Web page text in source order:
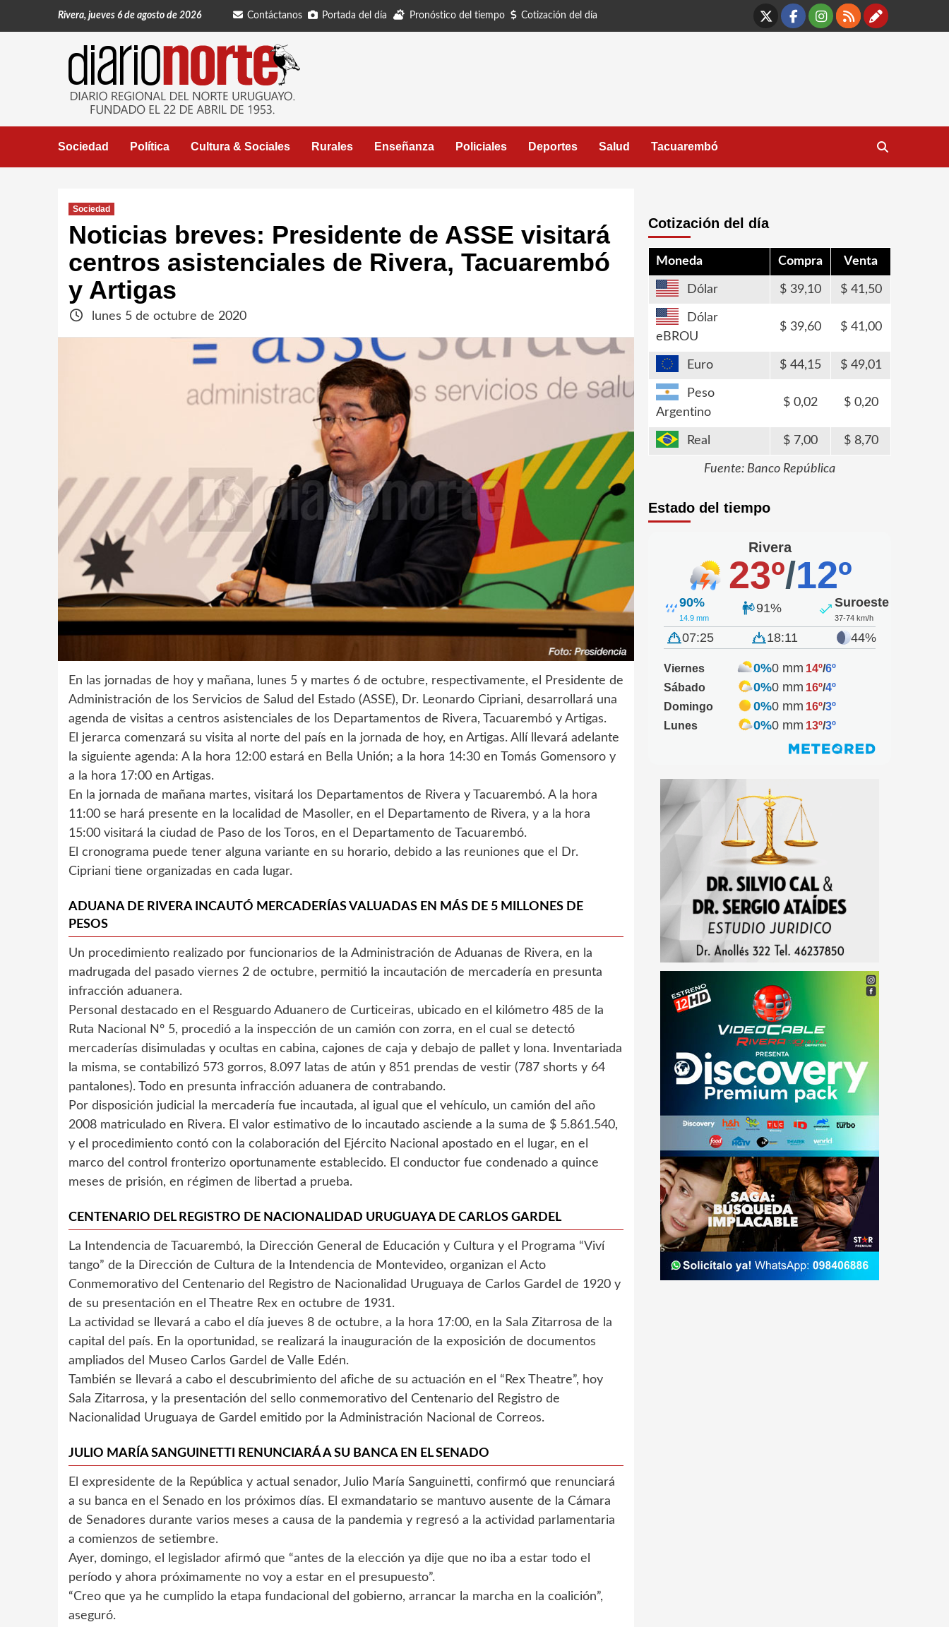
Rivera, jueves 6 de agosto de 2026 Contáctanos Portada del día Pronóstico del tiempo Cotización del día
X Facebook
Instagram
RSS
Sociedad Política Cultura & Sociales Rurales Enseñanza Policiales Deportes Salud Tacuarembó
Sociedad
Noticias breves: Presidente de ASSE visitará
centros asistenciales de Rivera, Tacuarembó
y Artigas
lunes 5 de octubre de 2020
En las jornadas de hoy y mañana, lunes 5 y martes 6 de octubre, respectivamente, el Presidente de
Administración de los Servicios de Salud del Estado (ASSE), Dr. Leonardo Cipriani, desarrollará una
agenda de visitas a centros asistenciales de los Departamentos de Rivera, Tacuarembó y Artigas.
El jerarca comenzará su visita al norte del país en la jornada de hoy, en Artigas. Allí llevará adelante
la siguiente agenda: A la hora 12:00 estará en Bella Unión; a la hora 14:30 en Tomás Gomensoro y
a la hora 17:00 en Artigas.
En la jornada de mañana martes, visitará los Departamentos de Rivera y Tacuarembó. A la hora
11:00 se hará presente en la localidad de Masoller, en el Departamento de Rivera, y a la hora
15:00 visitará la ciudad de Paso de los Toros, en el Departamento de Tacuarembó.
El cronograma puede tener alguna variante en su horario, debido a las reuniones que el Dr.
Cipriani tiene organizadas en cada lugar.
ADUANA DE RIVERA INCAUTÓ MERCADERÍAS VALUADAS EN MÁS DE 5 MILLONES DE
PESOS
Un procedimiento realizado por funcionarios de la Administración de Aduanas de Rivera, en la
madrugada del pasado viernes 2 de octubre, permitió la incautación de mercadería en presunta
infracción aduanera.
Personal destacado en el Resguardo Aduanero de Curticeiras, ubicado en el kilómetro 485 de la
Ruta Nacional Nº 5, procedió a la inspección de un camión con zorra, en el cual se detectó
mercaderías disimuladas y ocultas en cabina, cajones de caja y debajo de pallet y lona. Inventariada
la misma, se contabilizó 573 gorros, 8.097 latas de atún y 851 prendas de vestir (787 shorts y 64
pantalones). Todo en presunta infracción aduanera de contrabando.
Por disposición judicial la mercadería fue incautada, al igual que el vehículo, un camión del año
2008 matriculado en Rivera. El valor estimativo de lo incautado asciende a la suma de $ 5.861.540,
y el procedimiento contó con la colaboración del Ejército Nacional apostado en el lugar, en el
marco del control fronterizo oportunamente establecido. El conductor fue condenado a quince
meses de prisión, en régimen de libertad a prueba.
CENTENARIO DEL REGISTRO DE NACIONALIDAD URUGUAYA DE CARLOS GARDEL
La Intendencia de Tacuarembó, la Dirección General de Educación y Cultura y el Programa “Viví
tango” de la Dirección de Cultura de la Intendencia de Montevideo, organizan el Acto
Conmemorativo del Centenario del Registro de Nacionalidad Uruguaya de Carlos Gardel de 1920 y
de su presentación en el Theatre Rex en octubre de 1931.
La actividad se llevará a cabo el día jueves 8 de octubre, a la hora 17:00, en la Sala Zitarrosa de la
capital del país. En la oportunidad, se realizará la inauguración de la exposición de documentos
ampliados del Museo Carlos Gardel de Valle Edén.
También se llevará a cabo el descubrimiento del afiche de su actuación en el “Rex Theatre”, hoy
Sala Zitarrosa, y la presentación del sello conmemorativo del Centenario del Registro de
Nacionalidad Uruguaya de Gardel emitido por la Administración Nacional de Correos.
JULIO MARÍA SANGUINETTI RENUNCIARÁ A SU BANCA EN EL SENADO
El expresidente de la República y actual senador, Julio María Sanguinetti, confirmó que renunciará
a su banca en el Senado en los próximos días. El exmandatario se mantuvo ausente de la Cámara
de Senadores durante varios meses a causa de la pandemia y regresó a la actividad parlamentaria
a comienzos de setiembre.
Ayer, domingo, el legislador afirmó que “antes de la elección ya dije que no iba a estar todo el
período y ahora próximamente no voy a estar en el presupuesto”.
“Creo que ya he cumplido la etapa fundacional del gobierno, arrancar la marcha en la coalición”,
aseguró.
Cotización del día
Moneda Compra Venta
Dólar 39,10 41,50
Dólar
eBROU
39,60 41,00
Euro 44,15 49,01
Peso
Argentino
0,02 0,20
Real 7,00 8,70
Fuente: Banco República
Estado del tiempo
Rivera
23º/12º
90%
14.9 mm
91% Suroeste
37-74 km/h
07:25 18:11 44%
Viernes 0%0 mm 14º/6º
Sábado
0%0 mm 16º/4º
Domingo
0%0 mm 16º/3º
Lunes
0%0 mm 13º/3º